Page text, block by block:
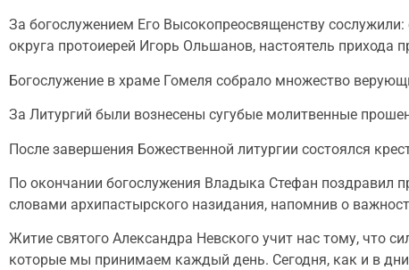
За богослужением Его Высокопреосвященству
округа протоиерей Игорь Ольшанов, настоятель прихода
Богослужение в храме Гомеля собрало множество
За Литургий были вознесены сугубые молитвенные
После завершения Божественной литургии состоялся
По окончании богослужения Владыка Стефан поздравил
словами архипастырского назидания, напомнив о
Житие святого Александра Невского учит нас тому, что
которые мы принимаем каждый день. Сегодня, как и в